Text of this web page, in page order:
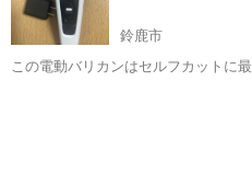
鈴鹿市
この電動バリカンはセルフカットに